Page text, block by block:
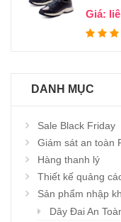
Giá:
DANH MỤC
Sale Black Friday
Giám sát an toàn
Hàng thanh lý
Thiết kế quảng
Sản phẩm nhập
Dây Đai An